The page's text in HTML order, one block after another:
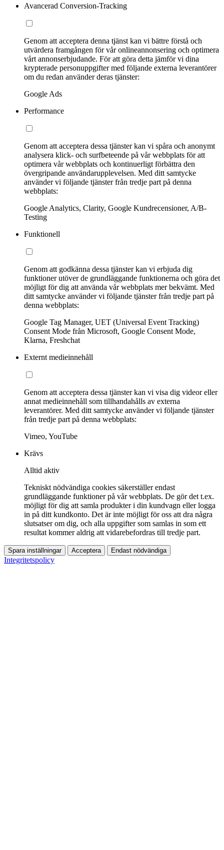
Avancerad Conversion-Tracking
Genom att acceptera denna tjänst kan vi bättre förstå och
utvärdera framgången för vår onlineannonsering och optimera
vårt annonserbjudande. För att göra detta jämför vi dina
krypterade personuppgifter med följande externa leverantörer
om du redan använder deras tjänster:
Google Ads
Performance
Genom att acceptera dessa tjänster kan vi spåra och anonymt
analysera klick- och surfbeteende på vår webbplats för att
optimera vår webbplats och kontinuerligt förbättra den
övergripande användarupplevelsen. Med ditt samtycke
använder vi följande tjänster från tredje part på denna
webbplats:
Google Analytics, Clarity, Google Kundrecensioner, A/B-
Testing
Funktionell
Genom att godkänna dessa tjänster kan vi erbjuda dig
funktioner utöver de grundläggande funktionerna och göra det
möjligt för dig att använda vår webbplats mer bekvämt. Med
ditt samtycke använder vi följande tjänster från tredje part på
denna webbplats:
Google Tag Manager, UET (Universal Event Tracking)
Consent Mode från Microsoft, Google Consent Mode,
Klarna, Freshchat
Externt medieinnehåll
Genom att acceptera dessa tjänster kan vi visa dig videor eller
annat medieinnehåll som tillhandahålls av externa
leverantörer. Med ditt samtycke använder vi följande tjänster
från tredje part på denna webbplats:
Vimeo, YouTube
Krävs
Alltid aktiv
Tekniskt nödvändiga cookies säkerställer endast
grundläggande funktioner på vår webbplats. De gör det t.ex.
möjligt för dig att samla produkter i din kundvagn eller logga
in på ditt kundkonto. Det är inte möjligt för oss att dra några
slutsatser om dig, och alla uppgifter som samlas in som ett
resultat kommer aldrig att vidarebefordras till tredje part.
Spara inställningar Acceptera Endast nödvändiga
Integritetspolicy